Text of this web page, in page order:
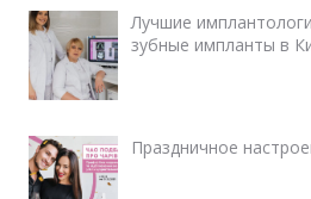
Лучшие
зубные импланты в
Праздничное